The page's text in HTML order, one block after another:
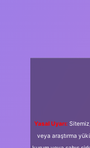
Yasal Uyarı:
veya araştırma